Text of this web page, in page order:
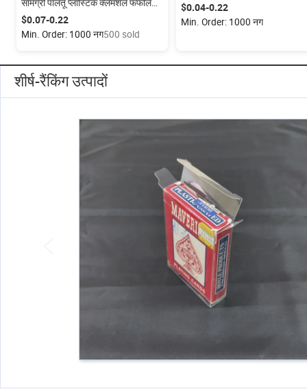
सामग्री पालतू प्लास्टिक क्लैमशेल फफोले
पैकेजिंग बॉक्स
$0.07-0.22
Min. Order: 1000 नग500 sold
पीईटी प्लास्टिक ट्रे ल्यूर पैकेजिंग खुली
$0.04-0.22
Min. Order: 1000 नग
शीर्ष-रैंकिंग उत्पादों